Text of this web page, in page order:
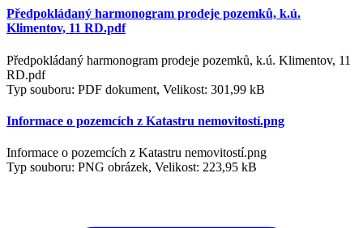
Předpokládaný harmonogram prodeje pozemků, k.ú.
Klimentov, 11 RD.pdf
Předpokládaný harmonogram prodeje pozemků, k.ú. Klimentov, 11
RD.pdf
Typ souboru: PDF dokument, Velikost: 301,99 kB
Informace o pozemcích z Katastru nemovitostí.png
Informace o pozemcích z Katastru nemovitostí.png
Typ souboru: PNG obrázek, Velikost: 223,95 kB